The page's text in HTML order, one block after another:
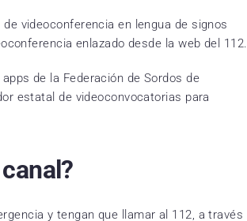
videoconferencia en lengua de signos
enlazado desde la web del 112.
de la Federación de Sordos de
estatal de videoconvocatorias para
y tengan que llamar al 112, a través